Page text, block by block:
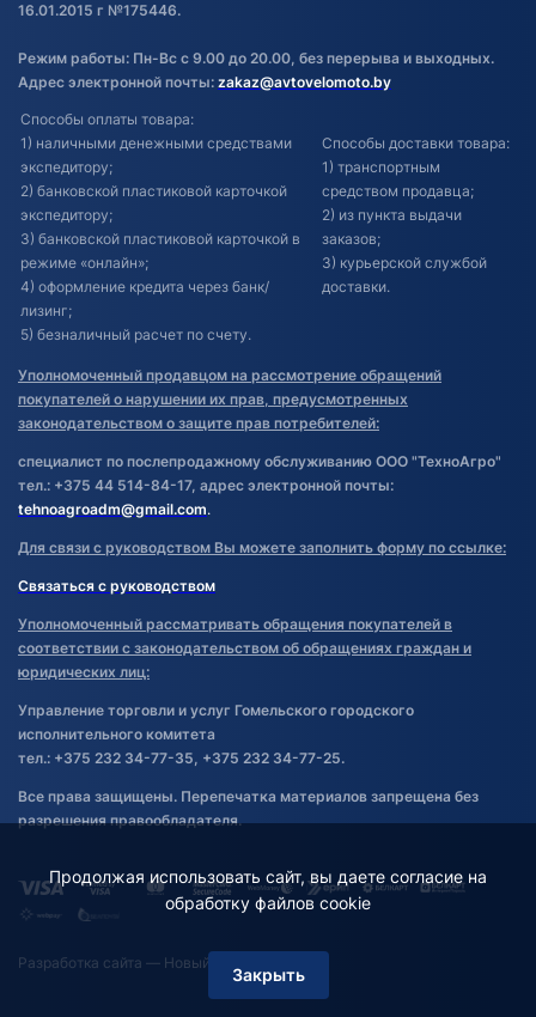
16.01.2015 г №175446.
Режим работы: Пн-Вс с 9.00 до 20.00, без перерыва и выходных.
Адрес электронной почты: zakaz@avtovelomoto.by
Способы оплаты товара:
1) наличными денежными средствами
экспедитору;
2) банковской пластиковой карточкой
экспедитору;
3) банковской пластиковой карточкой в
режиме «онлайн»;
4) оформление кредита через банк/
лизинг;
5) безналичный расчет по счету.
Способы доставки товара:
1) транспортным
средством продавца;
2) из пункта выдачи
заказов;
3) курьерской службой
доставки.
Уполномоченный продавцом на рассмотрение обращений
покупателей о нарушении их прав, предусмотренных
законодательством о защите прав потребителей:
специалист по послепродажному обслуживанию ООО "ТехноАгро"
тел.: +375 44 514-84-17, адрес электронной почты:
tehnoagroadm@gmail.com.
Для связи с руководством Вы можете заполнить форму по ссылке:
Связаться с руководством
Уполномоченный рассматривать обращения покупателей в
соответствии с законодательством об обращениях граждан и
юридических лиц:
Управление торговли и услуг Гомельского городского
исполнительного комитета
тел.: +375 232 34-77-35, +375 232 34-77-25.
Все права защищены. Перепечатка материалов запрещена без
разрешения правообладателя.
Разработка сайта — Новый Сайт
Продолжая использовать сайт, вы даете согласие на
обработку файлов cookie
Закрыть